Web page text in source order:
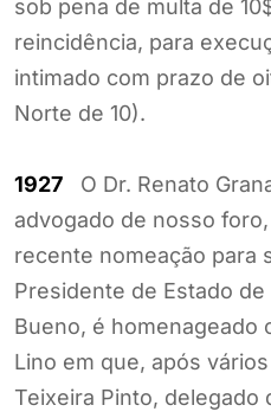
sob pena de multa de
reincidência, para
intimado com prazo de
Norte de 10).
1927 O Dr. Renato
advogado de nosso
recente nomeação para
Presidente de Estado de
Bueno, é homenageado
Lino em que, após
Teixeira Pinto, delegado